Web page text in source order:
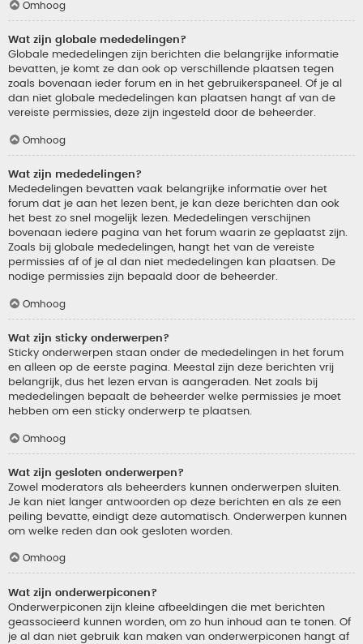
Omhoog
Wat zijn globale mededelingen?
Globale mededelingen zijn berichten die belangrijke informatie
bevatten, je komt ze dan ook op verschillende plaatsen tegen
zoals bovenaan ieder forum en in het gebruikerspaneel. Of je al
dan niet globale mededelingen kan plaatsen hangt af van de
vereiste permissies, deze zijn ingesteld door de beheerder.
Omhoog
Wat zijn mededelingen?
Mededelingen bevatten vaak belangrijke informatie over het
forum dat je aan het lezen bent, je kan deze berichten dan ook
het best zo snel mogelijk lezen. Mededelingen verschijnen
bovenaan iedere pagina van het forum waarin ze geplaatst zijn.
Zoals bij globale mededelingen, hangt het van de vereiste
permissies af of je al dan niet mededelingen kan plaatsen. De
nodige permissies zijn bepaald door de beheerder.
Omhoog
Wat zijn sticky onderwerpen?
Sticky onderwerpen staan onder de mededelingen in het forum
en alleen op de eerste pagina. Meestal zijn deze berichten vrij
belangrijk, dus het lezen ervan is aangeraden. Net zoals bij
mededelingen bepaalt de beheerder welke permissies je moet
hebben om een sticky onderwerp te plaatsen.
Omhoog
Wat zijn gesloten onderwerpen?
Zowel moderators als beheerders kunnen onderwerpen sluiten.
Je kan niet langer antwoorden op deze berichten en als ze een
peiling bevatte, eindigt deze automatisch. Onderwerpen kunnen
om welke reden dan ook gesloten worden.
Omhoog
Wat zijn onderwerpiconen?
Onderwerpiconen zijn kleine afbeeldingen die met berichten
geassocieerd kunnen worden, om zo hun inhoud aan te tonen. Of
je al dan niet gebruik kan maken van onderwerpiconen hangt af